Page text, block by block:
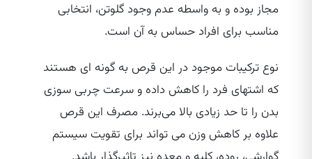
مجاز بوده و به واسطه عدم وجود گلوتن، انتخابی
مناسب برای افراد حساس به آن است.
نوع ترکیبات موجود در این قرص به گونه‌ ای هستند
که اشتهای فرد را کاهش داده و سرعت چربی سوزی
بدن را تا حد زیادی بالا می‌برند. مصرف این قرص
علاوه بر کاهش وزن می‌ تواند برای تقویت سیستم